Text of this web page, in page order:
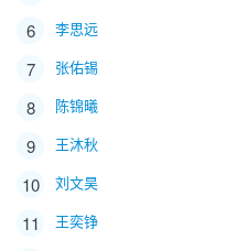
6 李思远
7 张佑锡
8 陈锦曦
9 王沐秋
10 刘文昊
11 王奕铮